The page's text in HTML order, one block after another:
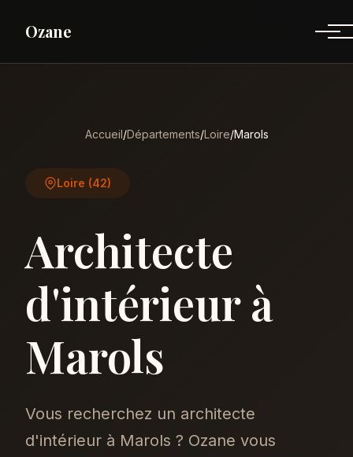
Ozane
Accueil/Départements/Loire/Marols
Loire (42)
Architecte
d'intérieur à
Marols
Vous recherchez un architecte
d'intérieur à Marols ? Ozane vous